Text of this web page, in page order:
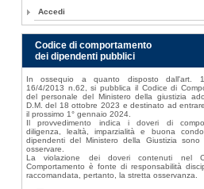
Accedi
Codice di comportamento
dei dipendenti pubblici
In ossequio a quanto disposto dall'art.
16/4/2013 n.62, si pubblica il Codice di
del personale del Ministero della giustizia
D.M. del 18 ottobre 2023 e destinato ad
il prossimo 1° gennaio 2024.
Il provvedimento indica i doveri di
diligenza, lealtà, imparzialità e buona
dipendenti del Ministero della Giustizia sono
osservare.
La violazione dei doveri contenuti nel
Comportamento è fonte di responsabilità
raccomandata, pertanto, la stretta osservanza.